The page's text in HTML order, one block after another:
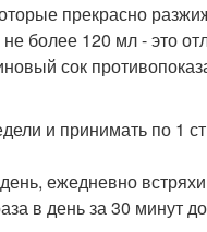
прекрасно
более 120 мл - это
сок
и принимать по 1
ежедневно
в день за 30 минут